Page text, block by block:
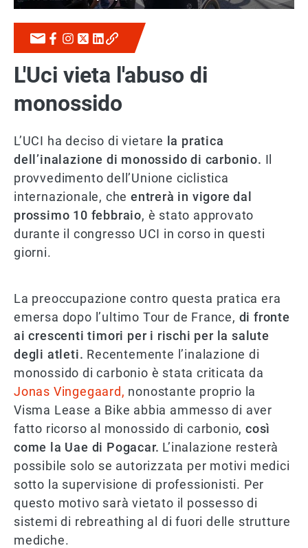
L'Uci vieta l'abuso di
monossido
L’UCI ha deciso di vietare la pratica
dell’inalazione di monossido di carbonio. Il
provvedimento dell’Unione ciclistica
internazionale, cheentrerà in vigore dal
prossimo 10 febbraio, è stato approvato
durante il congresso UCI in corso in questi
giorni.
La preoccupazione contro questa pratica era
emersa dopo l’ultimo Tour de France, di fronte
ai crescenti timori per i rischi per la salute
degli atleti. Recentemente l’inalazione di
monossido di carbonio è stata criticata da
Jonas Vingegaard, nonostante proprio la
Visma Lease a Bike abbia ammesso di aver
fatto ricorso al monossido di carbonio, così
come la Uae di Pogacar. L’inalazione resterà
possibile solo se autorizzata per motivi medici
sotto la supervisione di professionisti. Per
questo motivo sarà vietato il possesso di
sistemi di rebreathing al di fuori delle strutture
mediche.